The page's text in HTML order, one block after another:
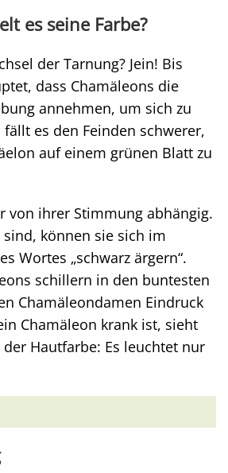
es seine Farbe?
der Tarnung? Jein! Bis
dass Chamäleons die
annehmen, um sich zu
es den Feinden schwerer,
auf einem grünen Blatt zu
von ihrer Stimmung abhängig.
können sie sich im
Wortes „schwarz ärgern“.
schillern in den buntesten
Chamäleondamen Eindruck
Chamäleon krank ist, sieht
Hautfarbe: Es leuchtet nur